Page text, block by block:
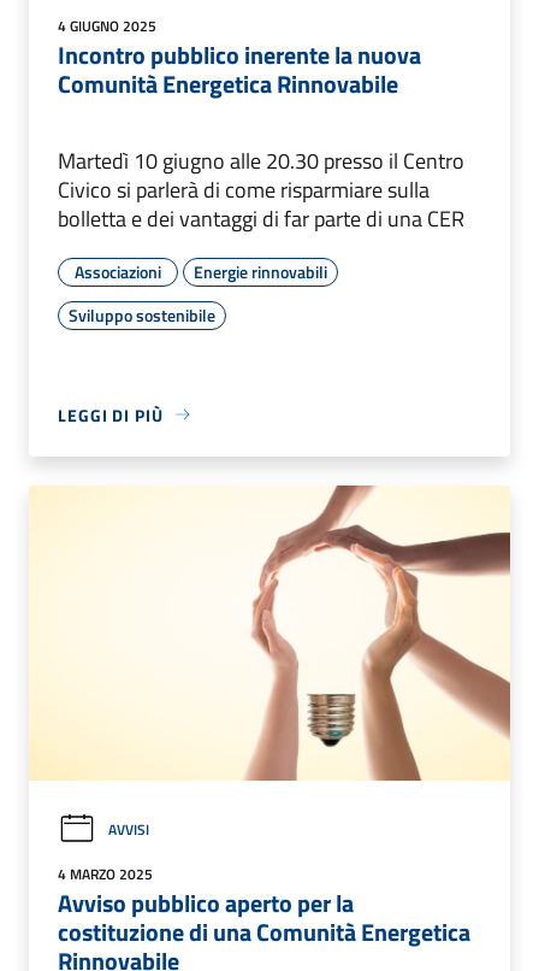
4 GIUGNO 2025
Incontro pubblico inerente la nuova
Comunità Energetica Rinnovabile
Martedì 10 giugno alle 20.30 presso il Centro
Civico si parlerà di come risparmiare sulla
bolletta e dei vantaggi di far parte di una CER
Associazioni
Energie rinnovabili
Sviluppo sostenibile
LEGGI DI PIÙ
AVVISI
4 MARZO 2025
Avviso pubblico aperto per la
costituzione di una Comunità Energetica
Rinnovabile